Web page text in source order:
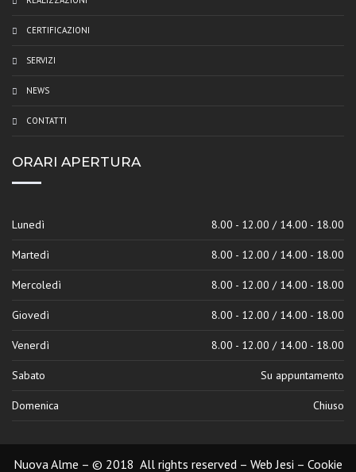
CERTIFICAZIONI
SERVIZI
NEWS
CONTATTI
ORARI APERTURA
Lunedì 8.00 - 12.00 / 14.00 - 18.00
Martedì 8.00 - 12.00 / 14.00 - 18.00
Mercoledì 8.00 - 12.00 / 14.00 - 18.00
Giovedì 8.00 - 12.00 / 14.00 - 18.00
Venerdì 8.00 - 12.00 / 14.00 - 18.00
Sabato Su appuntamento
Domenica Chiuso
Nuova Alme – © 2018 All rights reserved – Web Jesi – Cookie